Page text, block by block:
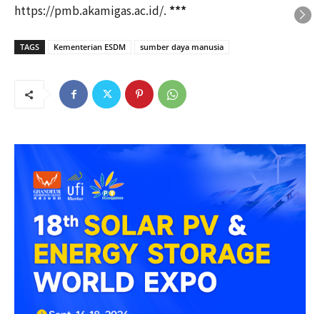
https://pmb.akamigas.ac.id/. ***
TAGS Kementerian ESDM sumber daya manusia